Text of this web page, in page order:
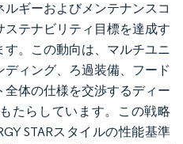
ギーおよびメンテナンスコ
テナビリティ目標を達成す
。この動向は、マルチユニ
ィング、ろ過装備、フード
体の仕様を交渉するディー
たらしています。この戦略
STARスタイルの性能基準